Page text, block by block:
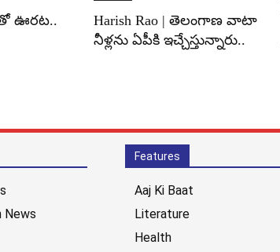
ఊరట..
Harish Rao | తెలంగాణ వాటా
నీళ్లను ఏపీకి ఇచ్చేస్తున్నారు..
News
Features
Aaj Ki Baat
Literature
Health